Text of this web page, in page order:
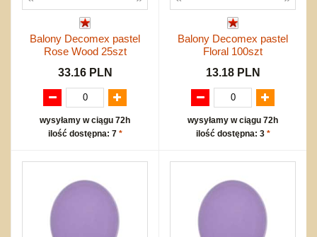
Balony Decomex pastel
Rose Wood 25szt
33.16 PLN
wysyłamy w ciągu 72h
ilość dostępna: 7 *
Balony Decomex pastel
Floral 100szt
13.18 PLN
wysyłamy w ciągu 72h
ilość dostępna: 3 *